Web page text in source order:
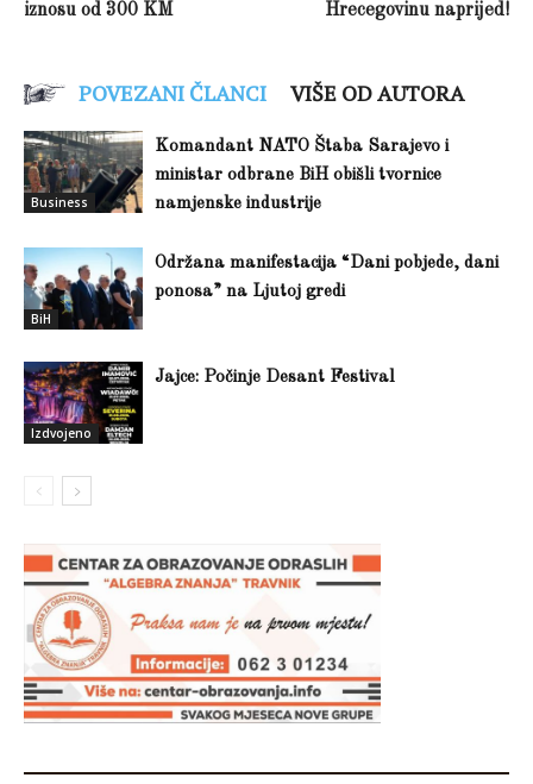
iznosu od 300 KM
Hrecegovinu naprijed!
POVEZANI ČLANCI VIŠE OD AUTORA
Business
Komandant NATO Štaba Sarajevo i
ministar odbrane BiH obišli tvornice
namjenske industrije
BiH
Održana manifestacija “Dani pobjede, dani
ponosa” na Ljutoj gredi
Izdvojeno
Jajce: Počinje Desant Festival